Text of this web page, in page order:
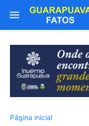
Página inicial